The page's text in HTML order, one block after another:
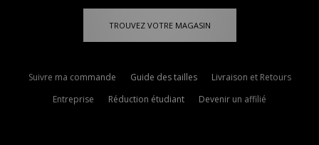
TROUVEZ VOTRE MAGASIN
Suivre ma commande Guide des tailles
Livraison et Retours
Entreprise
Réduction étudiant Devenir un affilié